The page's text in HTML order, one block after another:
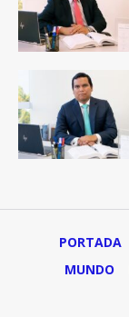
PORTADA
MUNDO